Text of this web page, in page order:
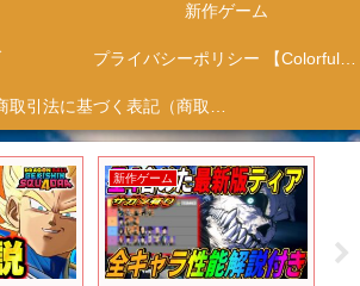
新作ゲーム
プライバシーポリシー 【Colorful Creation】
特定商取引法に基づく表記（商取引に関する開示）
新作ゲーム